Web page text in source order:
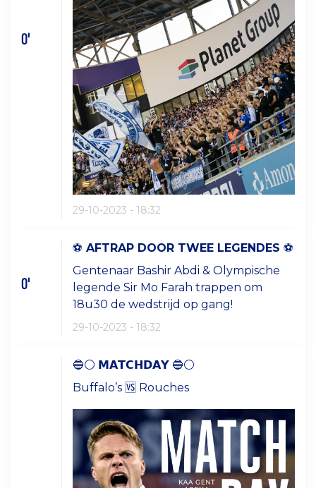
0'
29-10-2023 - 18:32
0'
⚽️ AFTRAP DOOR TWEE LEGENDES⚽️
Gentenaar Bashir Abdi & Olympische
legende Sir Mo Farah trappen om
18u30 de wedstrijd op gang!
29-10-2023 - 18:32
🔵⚪️ 𝗠𝗔𝗧𝗖𝗛𝗗𝗔𝗬 🔵⚪️
Buffalo’s 🆚 Rouches